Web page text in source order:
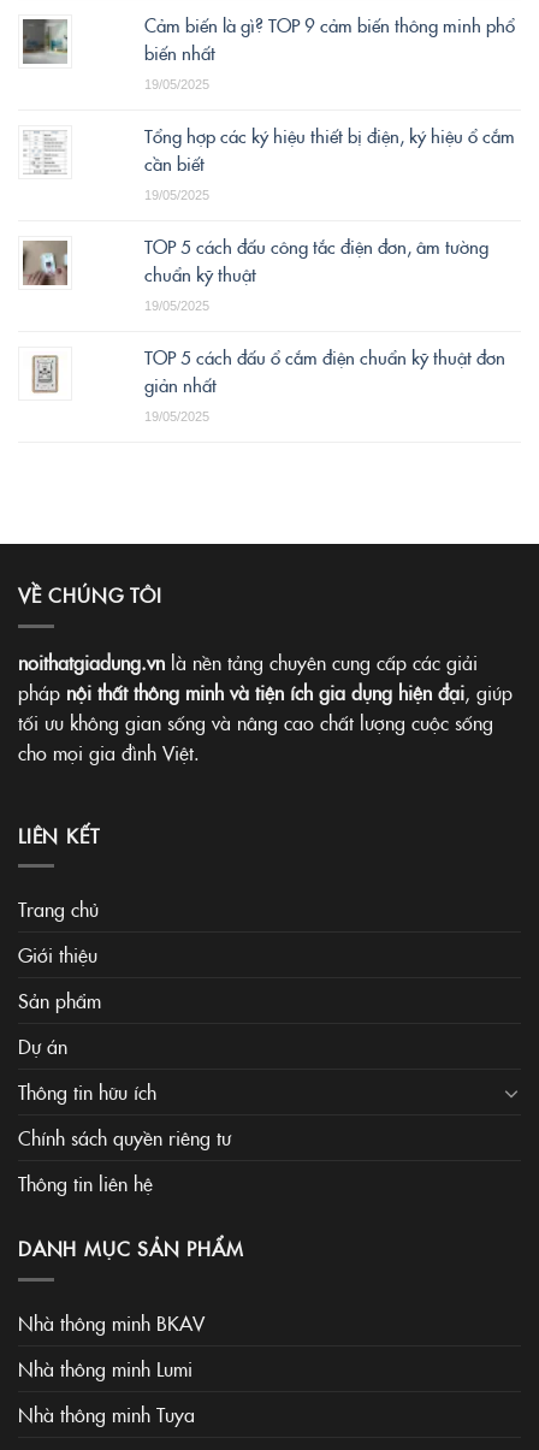
Cảm biến là gì? TOP 9 cảm biến thông minh phổ
biến nhất
19/05/2025
Tổng hợp các ký hiệu thiết bị điện, ký hiệu ổ cắm
cần biết
19/05/2025
TOP 5 cách đấu công tắc điện đơn, âm tường
chuẩn kỹ thuật
19/05/2025
TOP 5 cách đấu ổ cắm điện chuẩn kỹ thuật đơn
giản nhất
19/05/2025
VỀ CHÚNG TÔI
noithatgiadung.vn là nền tảng chuyên cung cấp các giải
pháp nội thất thông minh và tiện ích gia dụng hiện đại, giúp
tối ưu không gian sống và nâng cao chất lượng cuộc sống
cho mọi gia đình Việt.
LIÊN KẾT
Trang chủ
Giới thiệu
Sản phẩm
Dự án
Thông tin hữu ích
Chính sách quyền riêng tư
Thông tin liên hệ
DANH MỤC SẢN PHẨM
Nhà thông minh BKAV
Nhà thông minh Lumi
Nhà thông minh Tuya